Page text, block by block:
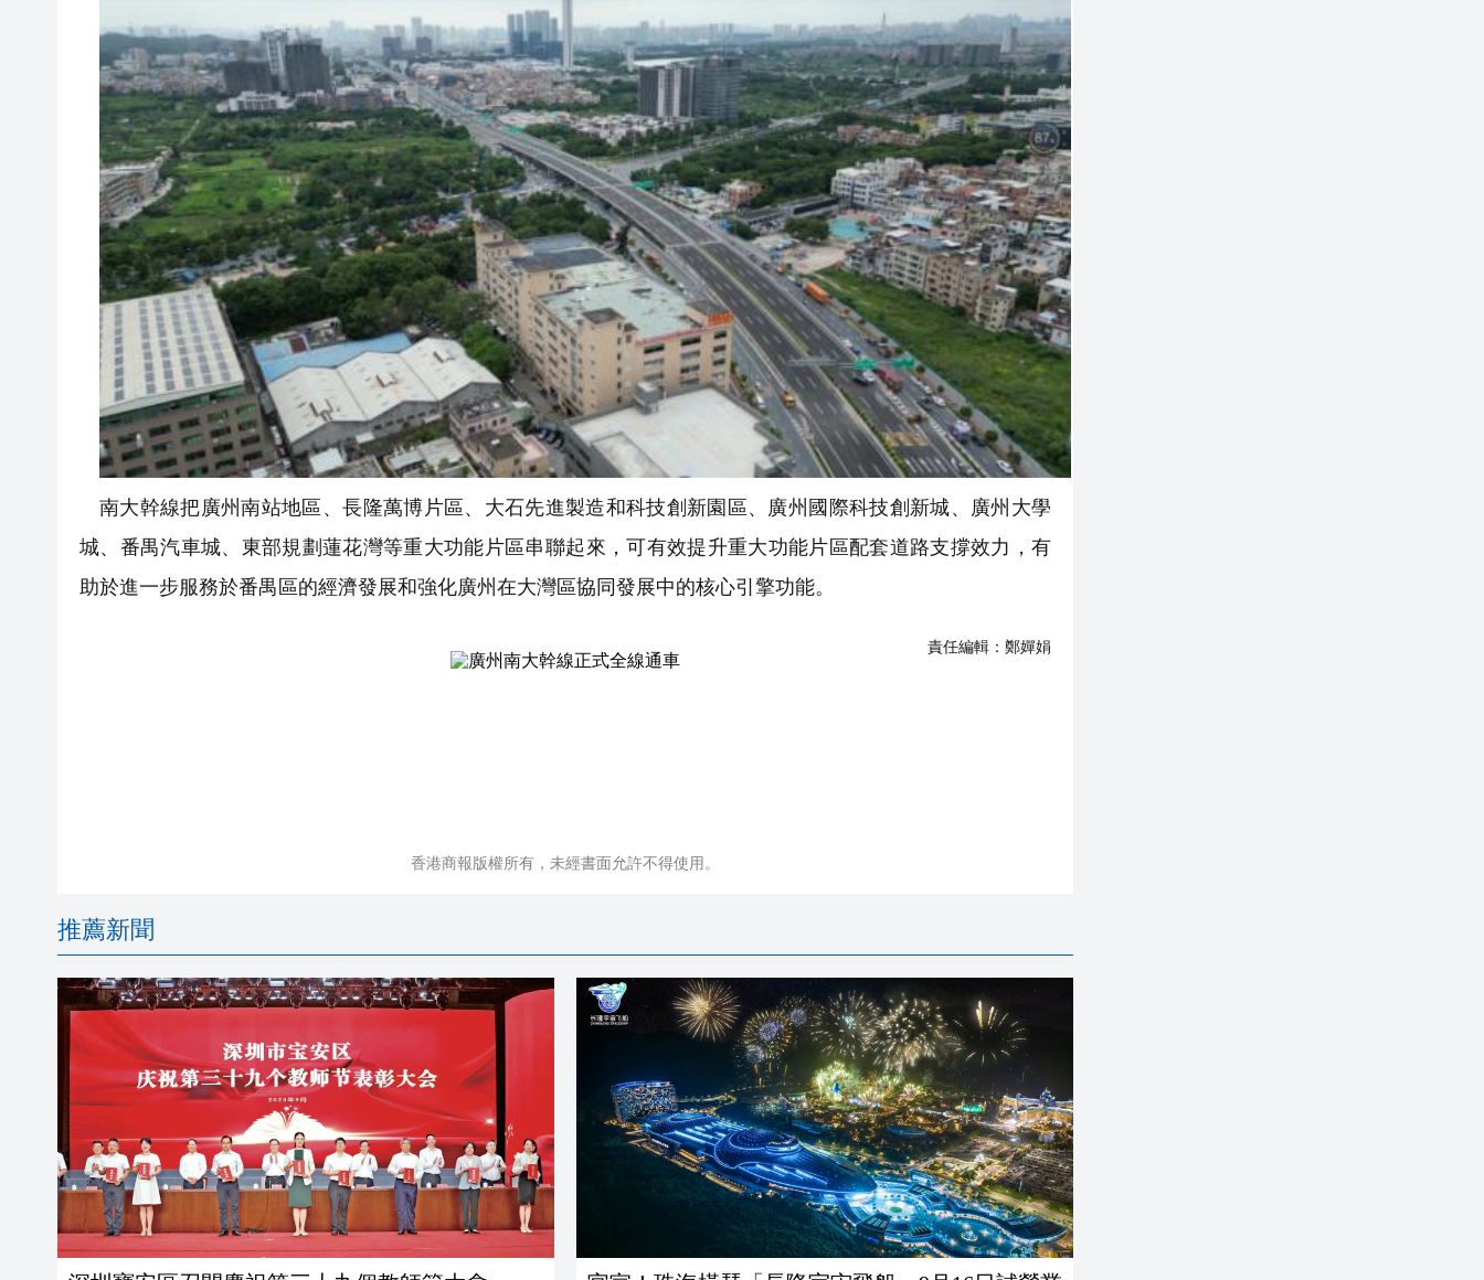
南大幹線把廣州南站地區、長隆萬博片區、大石先進製造和科技創新園區、廣州國際科技創新城、廣州大學
城、番禺汽車城、東部規劃蓮花灣等重大功能片區串聯起來，可有效提升重大功能片區配套道路支撐效力，有
助於進一步服務於番禺區的經濟發展和強化廣州在大灣區協同發展中的核心引擎功能。
責任編輯： 鄭嬋娟
香港商報版權所有，未經書面允許不得使用。
推薦新聞